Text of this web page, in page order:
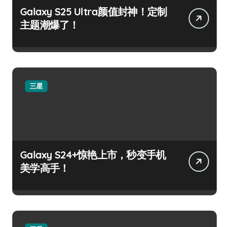
Galaxy S25 Ultra颜值封神！定制
主题潮爆了！
三星
Galaxy S24+惊艳上市，秒变手机
美学高手！